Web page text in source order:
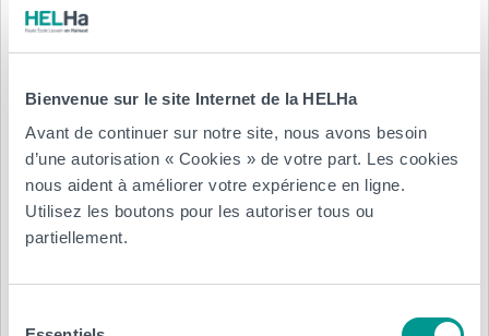
Bienvenue sur le site Internet de la HELHa
Avant de continuer sur notre site, nous avons besoin
d’une autorisation « Cookies » de votre part. Les cookies
nous aident à améliorer votre expérience en ligne.
Utilisez les boutons pour les autoriser tous ou
partiellement.
aux différentes techniques d’analyse et de production ;
• Communiquer et rédiger des rapports d’activité et des
spin-off ;
• Contribuer à analyser le contexte technologique et
normatif dans lequel s’inscrit l’activité de la spin-off
(combustion et bois-énergie en particulier, qualité de l’air)
via un échange permanent avec les acteurs/partenaires, la